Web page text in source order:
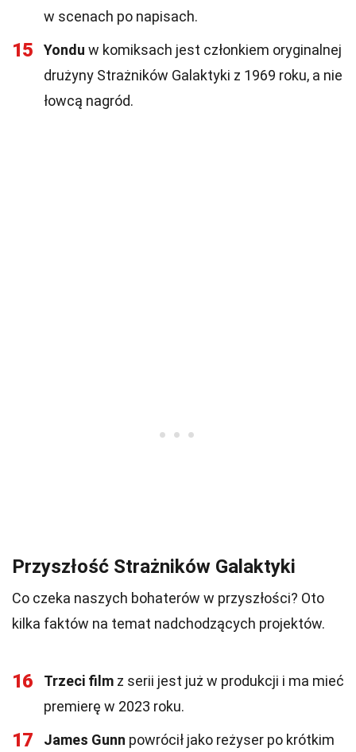
w scenach po napisach.
15 Yondu w komiksach jest członkiem oryginalnej
drużyny Strażników Galaktyki z 1969 roku, a nie
łowcą nagród.
Przyszłość Strażników Galaktyki
Co czeka naszych bohaterów w przyszłości? Oto
kilka faktów na temat nadchodzących projektów.
16 Trzeci film z serii jest już w produkcji i ma mieć
premierę w 2023 roku.
17 James Gunn powrócił jako reżyser po krótkim